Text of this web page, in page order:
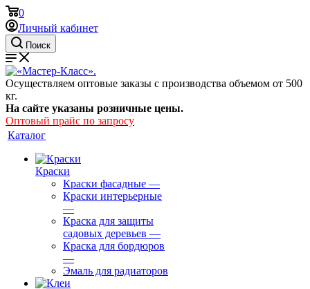
0
Личный кабинет
Поиск
Осуществляем оптовые заказы с производства объемом от 500
кг.
На сайте указаны розничные цены.
Оптовый прайс по запросу
Каталог
Краски
Краски фасадные —
Краски интерьерные
—
Краска для защиты
садовых деревьев —
⁠Краска для бордюров
—
Эмаль для радиаторов